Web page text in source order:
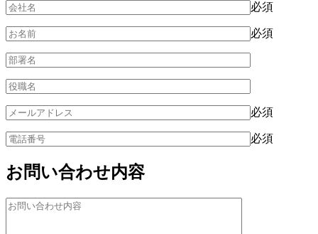
必須
必須
必須
必須
お問い合わせ内容